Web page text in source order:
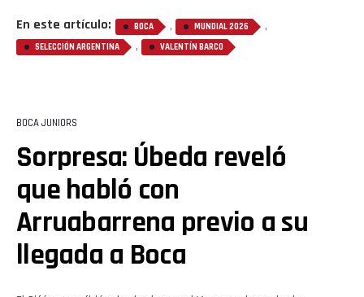
En este artículo: BOCA , MUNDIAL 2026 ,
SELECCIÓN ARGENTINA , VALENTÍN BARCO
BOCA JUNIORS
Sorpresa: Úbeda reveló
que habló con
Arruabarrena previo a su
llegada a Boca
Whatsapp